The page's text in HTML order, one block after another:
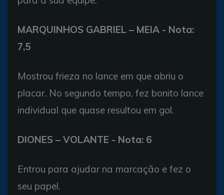
MARQUINHOS GABRIEL – MEIA - Nota:
7,5
Mostrou frieza no lance em que abriu o
placar. No segundo tempo, fez bonito lance
individual que quase resultou em gol.
DIONES – VOLANTE - Nota: 6
Entrou para ajudar na marcação e fez o
seu papel.